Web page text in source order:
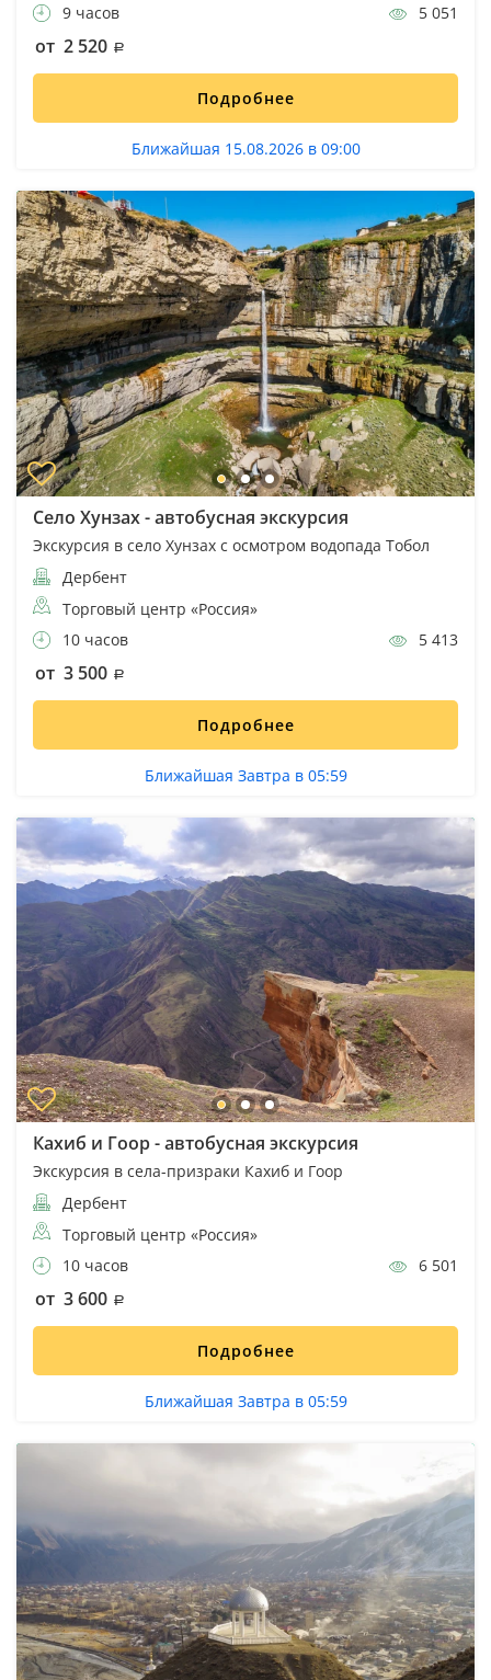
9 часов
5 051
от 2 520
Подробнее
Ближайшая 15.08.2026 в 09:00
Село Хунзах - автобусная экскурсия
Экскурсия в село Хунзах с осмотром водопада Тобол
Дербент
Торговый центр «Россия»
10 часов
5 413
от 3 500
Подробнее
Ближайшая Завтра в 05:59
Кахиб и Гоор - автобусная экскурсия
Экскурсия в села-призраки Кахиб и Гоор
Дербент
Торговый центр «Россия»
10 часов
6 501
от 3 600
Подробнее
Ближайшая Завтра в 05:59